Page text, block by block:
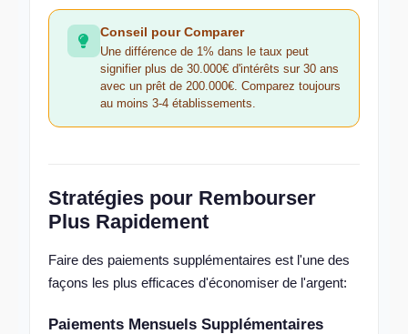
Conseil pour Comparer
Une différence de 1% dans le taux peut
signifier plus de 30.000€ d'intérêts sur 30 ans
avec un prêt de 200.000€. Comparez toujours
au moins 3-4 établissements.
Stratégies pour Rembourser
Plus Rapidement
Faire des paiements supplémentaires est l'une des
façons les plus efficaces d'économiser de l'argent:
Paiements Mensuels Supplémentaires